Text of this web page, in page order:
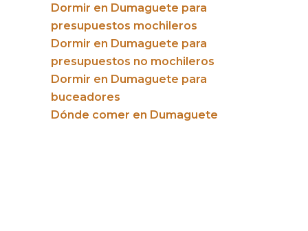
Dormir en Dumaguete para
presupuestos mochileros
Dormir en Dumaguete para
presupuestos no mochileros
Dormir en Dumaguete para
buceadores
Dónde comer en Dumaguete